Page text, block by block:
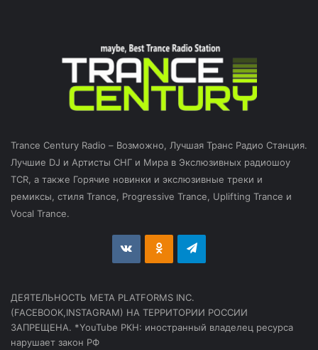
Trance Century Radio – Возможно, Лучшая Транс Радио Станция.
Лучшие DJ и Артисты СНГ и Мира в Экслюзивных радиошоу
TCR, а также Горячие новинки и экслюзивные треки и
ремиксы, стиля Trance, Progressive Trance, Uplifting Trance и
Vocal Trance.
vk.com Odnoklassniki
Telegram
ДЕЯТЕЛЬНОСТЬ МЕТА PLATFORMS INC.
(FACEBOOK,INSTAGRAM) НА ТЕРРИТОРИИ РОССИИ
ЗАПРЕЩЕНА. *YouTube РКН: иностранный владелец ресурса
нарушает закон РФ